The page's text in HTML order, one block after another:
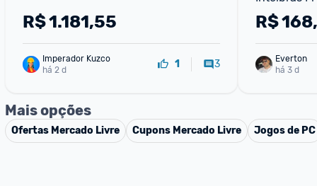
R$1.181,55
Imperador Kuzco
há 2 d
1 3
R$
Everton
há 3 d
Mais opções
Ofertas Mercado Livre Cupons Mercado Livre Jogos de PC